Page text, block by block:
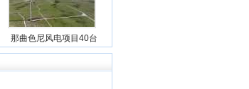
时电源侧储能电站成功
并网
那曲色尼风电项目40台